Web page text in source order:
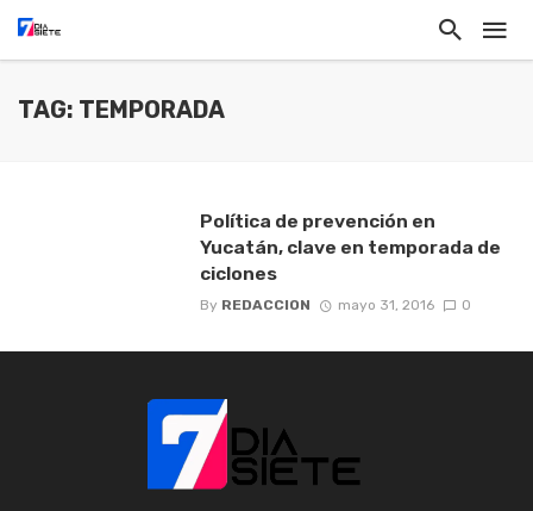
TAG: TEMPORADA
Política de prevención en
Yucatán, clave en temporada de
ciclones
By REDACCION mayo 31, 2016 0